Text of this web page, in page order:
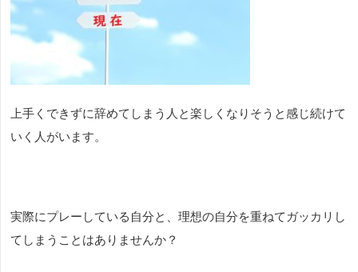
上手くできずに辞めてしまう人と楽しくなりそうと感じ続けて
いく人がいます。
実際にプレーしている自分と、理想の自分を重ねてガッカリし
てしまうことはありませんか？